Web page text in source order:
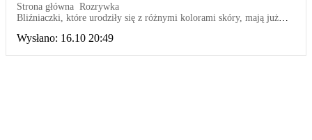
Strona główna Rozrywka
Bliźniaczki, które urodziły się z różnymi kolorami skóry, mają już
Wysłano: 16.10 20:49